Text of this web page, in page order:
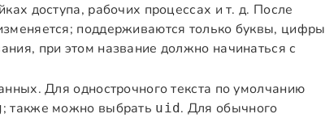
доступа, рабочих процессах и т. д. После
поддерживаются только буквы, цифры
при этом название должно начинаться с
Для однострочного текста по умолчанию
; также можно выбрать uid. Для обычного